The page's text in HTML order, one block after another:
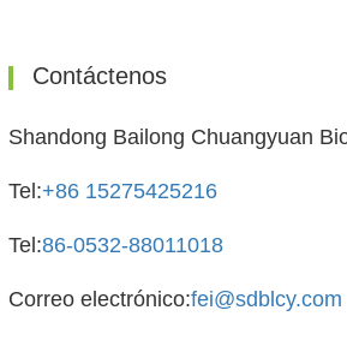
Contáctenos
Shandong Bailong Chuangyuan
Tel:+86 15275425216
Tel:86-0532-88011018
Correo electrónico:fei@sdblcy.com